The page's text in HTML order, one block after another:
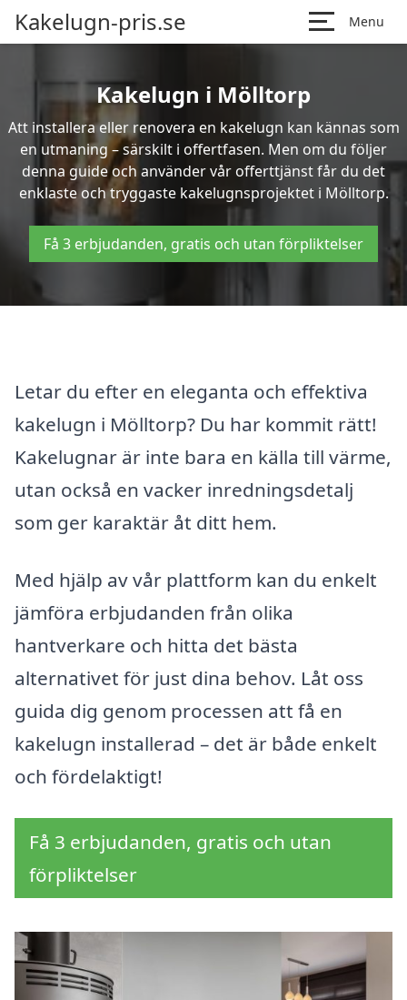
Kakelugn-pris.se Menu
Kakelugn i Mölltorp
Att installera eller renovera en kakelugn kan kännas som
en utmaning – särskilt i offertfasen. Men om du följer
denna guide och använder vår offerttjänst får du det
enklaste och tryggaste kakelugnsprojektet i Mölltorp.
Få 3 erbjudanden, gratis och utan förpliktelser
Letar du efter en eleganta och effektiva
kakelugn i Mölltorp? Du har kommit rätt!
Kakelugnar är inte bara en källa till värme,
utan också en vacker inredningsdetalj
som ger karaktär åt ditt hem.
Med hjälp av vår plattform kan du enkelt
jämföra erbjudanden från olika
hantverkare och hitta det bästa
alternativet för just dina behov. Låt oss
guida dig genom processen att få en
kakelugn installerad – det är både enkelt
och fördelaktigt!
Få 3 erbjudanden, gratis och utan
förpliktelser